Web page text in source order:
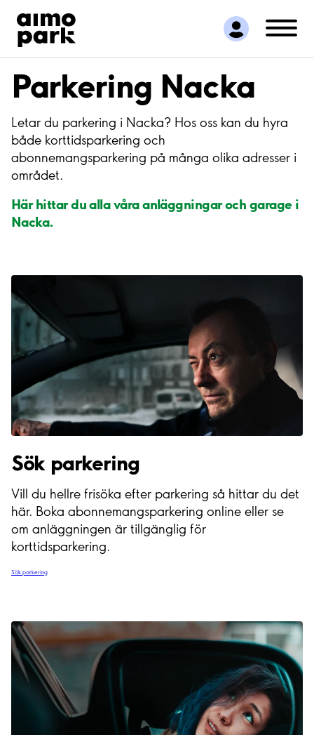
Hitta parkering
Samarbete
Kundservice
Om Aimo Park
Parkering Nacka
Letar du parkering i Nacka? Hos oss kan du hyra
både korttidsparkering och
abonnemangsparkering på många olika adresser i
området.
Här hittar du alla våra anläggningar och garage i
Nacka.
Sök parkering
Vill du hellre frisöka efter parkering så hittar du det
här. Boka abonnemangsparkering online eller se
om anläggningen är tillgänglig för
korttidsparkering.
Sök parkering